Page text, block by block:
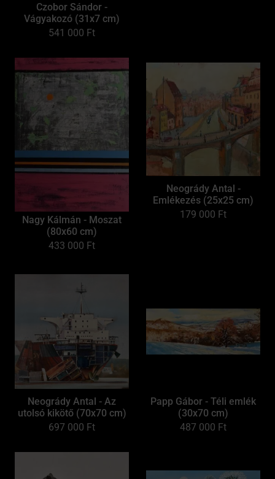
Czobor Sándor -
Vágyakozó (31x7 cm)
541 000 Ft
Nagy Kálmán - Moszat
(80x60 cm)
433 000 Ft
Neogrády Antal -
Emlékezés (25x25 cm)
179 000 Ft
Neogrády Antal - Az
utolsó kikötő (70x70 cm)
697 000 Ft
Papp Gábor - Téli emlék
(30x70 cm)
487 000 Ft